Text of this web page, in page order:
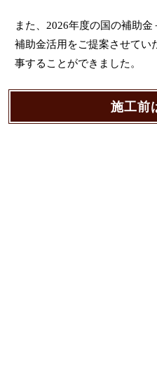
また、2026年度の国の補助
補助金活用をご提案させてい
事することができました。
施工前